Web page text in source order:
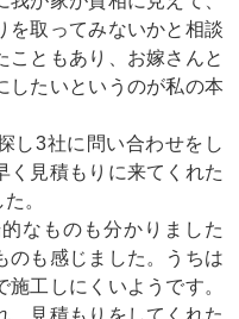
を取ってみないかと相談
こともあり、お嫁さんと
したいというのが私の本
し3社に問い合わせをし
く見積もりに来てくれた
。
なものも分かりました
のも感じました。うちは
工しにくいようです。
、見積もりをしてくれた